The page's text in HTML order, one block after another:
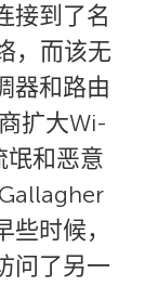
接到了名
，而该无
器和路由
扩大Wi-
氓和恶意
时候，
问了另一